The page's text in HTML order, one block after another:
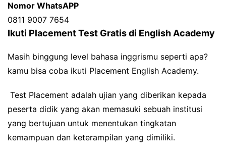
Nomor WhatsAPP
0811 9007 7654
Ikuti Placement Test Gratis di English Academy
Masih binggung level bahasa inggrismu seperti apa?
kamu bisa coba ikuti Placement English Academy.
Test Placement adalah ujian yang diberikan kepada
peserta didik yang akan memasuki sebuah institusi
yang bertujuan untuk menentukan tingkatan
kemampuan dan keterampilan yang dimiliki.